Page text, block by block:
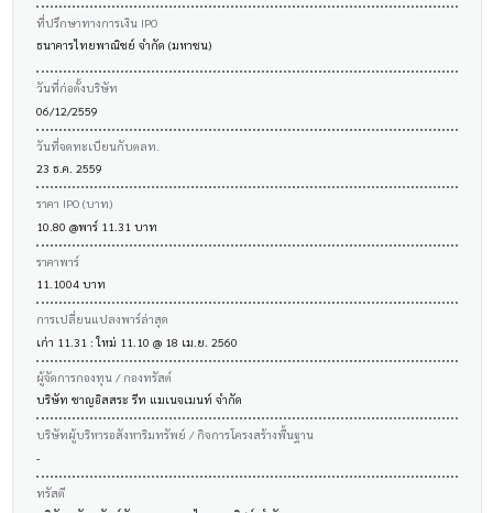
ที่ปรึกษาทางการเงิน IPO
ธนาคารไทยพาณิชย์ จำกัด (มหาชน)
วันที่ก่อตั้งบริษัท
06/12/2559
วันที่จดทะเบียนกับตลท.
23 ธ.ค. 2559
ราคา IPO (บาท)
10.80 @พาร์ 11.31 บาท
ราคาพาร์
11.1004 บาท
การเปลี่ยนแปลงพาร์ล่าสุด
เก่า 11.31 : ใหม่ 11.10 @ 18 เม.ย. 2560
ผู้จัดการกองทุน / กองทรัสต์
บริษัท ชาญอิสสระ รีท แมเนจเมนท์ จำกัด
บริษัทผู้บริหารอสังหาริมทรัพย์ / กิจการโครงสร้างพื้นฐาน
-
ทรัสตี